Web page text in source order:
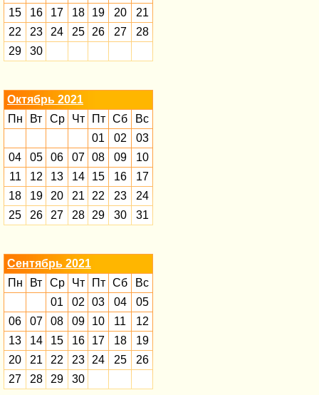
15
16 17 18 19 20
21
22
23 24 25 26 27
28
29
30
Октябрь 2021
Пн
Вт Ср Чт Пт Сб
Вс
01
02
03
04
05 06 07 08 09
10
11
12 13 14 15 16
17
18
19 20 21 22 23
24
25
26 27 28 29 30 31
Сентябрь 2021
Пн
Вт Ср Чт Пт Сб
Вс
01
02 03 04
05
06
07 08 09 10 11
12
13
14 15 16 17 18
19
20
21 22 23 24 25
26
27
28 29 30